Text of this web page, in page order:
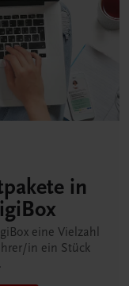
in
eine Vielzahl
in ein Stück